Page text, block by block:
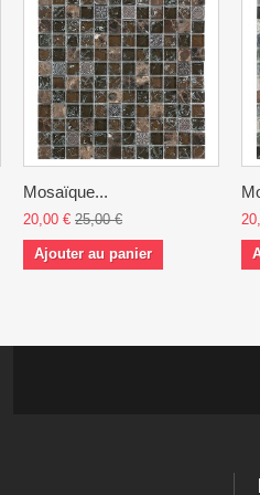
Mosaïque...
20,00 € 25,00 €
Ajouter au panier